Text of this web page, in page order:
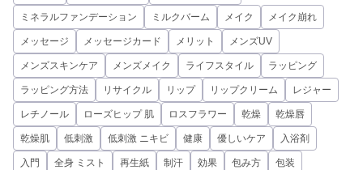
ミネラルファンデーション ミルクバーム メイク メイク崩れ
メッセージ メッセージカード メリット メンズUV
メンズスキンケア メンズメイク ライフスタイル ラッピング
ラッピング方法 リサイクル リップ リップクリーム レジャー
レチノール ローズヒップ 肌 ロスフラワー 乾燥 乾燥唇
乾燥肌 低刺激 低刺激 ニキビ 健康 優しいケア 入浴剤
入門 全身 ミスト 再生紙 制汗 効果 包み方 包装